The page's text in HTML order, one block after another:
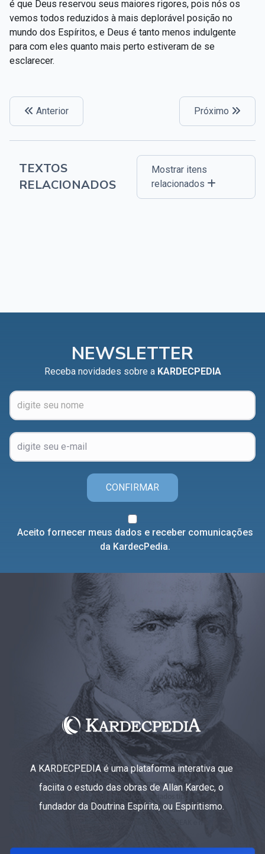
é que Deus reservou seus maiores rigores, pois nós os
vemos todos reduzidos à mais deplorável posição no
mundo dos Espíritos, e Deus é tanto menos indulgente
para com eles quanto mais perto estiveram de se
esclarecer.
Anterior Próximo
TEXTOS
RELACIONADOS
Mostrar itens
relacionados
NEWSLETTER
Receba novidades sobre a KARDECPEDIA
CONFIRMAR
Aceito fornecer meus dados e receber comunicações
da KardecPedia.
A KARDECPEDIA é uma plataforma interativa que
faciita o estudo das obras de Allan Kardec, o
fundador da Doutrina Espírita, ou Espiritismo.